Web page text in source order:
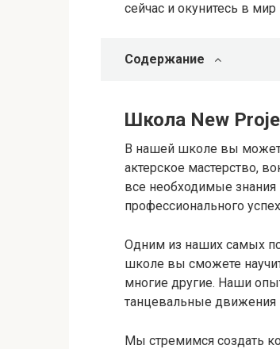
сейчас и окунитесь в
Содержание
Школа New
В нашей школе вы
актерское мастерство,
все необходимые
профессионального
Одним из наших самых
школе вы сможете
многие другие. Наши
танцевальные движения
Мы стремимся создать